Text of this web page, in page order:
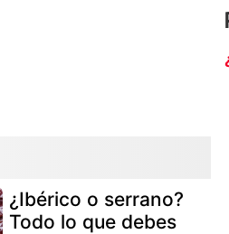
¿Ibérico o serrano?
Todo lo que debes